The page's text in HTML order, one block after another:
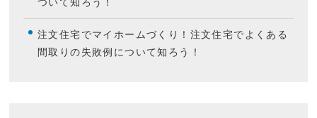
注文住宅でマイホームづくり！注文住宅でよくある
間取りの失敗例について知ろう！